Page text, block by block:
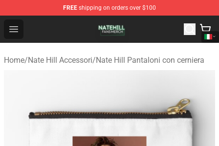
FREE shipping on orders over $100
Open menu
Nate Hill Shop - Official Nate Hill Merchandise Store
Home/Nate Hill Accessori/Nate Hill Pantaloni con cerniera